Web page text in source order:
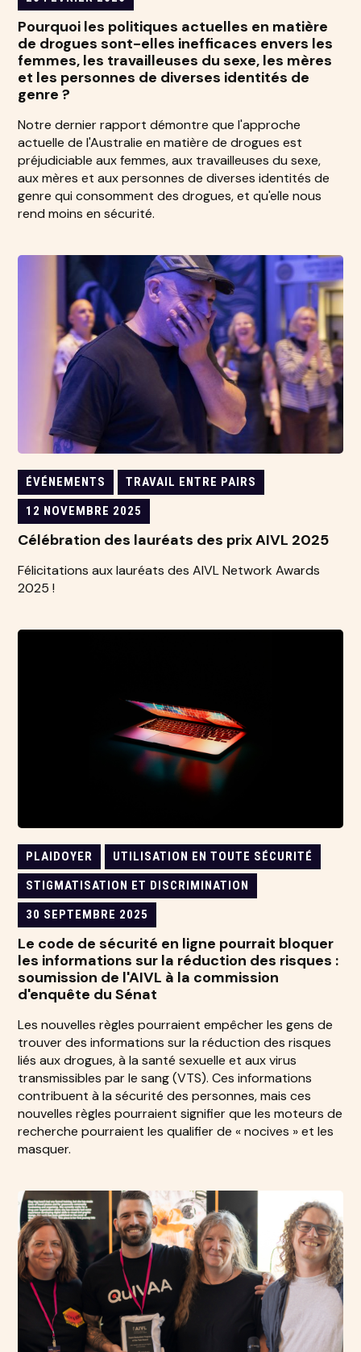
Pourquoi les politiques actuelles en matière
de drogues sont-elles inefficaces envers les
femmes, les travailleuses du sexe, les mères
et les personnes de diverses identités de
genre ?
Notre dernier rapport démontre que l'approche
actuelle de l'Australie en matière de drogues est
préjudiciable aux femmes, aux travailleuses du sexe,
aux mères et aux personnes de diverses identités de
genre qui consomment des drogues, et qu'elle nous
rend moins en sécurité.
ÉVÉNEMENTS
TRAVAIL ENTRE PAIRS
12 NOVEMBRE 2025
Célébration des lauréats des prix AIVL 2025
Félicitations aux lauréats des AIVL Network Awards
2025 !
PLAIDOYER
UTILISATION EN TOUTE SÉCURITÉ
STIGMATISATION ET DISCRIMINATION
30 SEPTEMBRE 2025
Le code de sécurité en ligne pourrait bloquer
les informations sur la réduction des risques :
soumission de l'AIVL à la commission
d'enquête du Sénat
Les nouvelles règles pourraient empêcher les gens de
trouver des informations sur la réduction des risques
liés aux drogues, à la santé sexuelle et aux virus
transmissibles par le sang (VTS). Ces informations
contribuent à la sécurité des personnes, mais ces
nouvelles règles pourraient signifier que les moteurs de
recherche pourraient les qualifier de « nocives » et les
masquer.